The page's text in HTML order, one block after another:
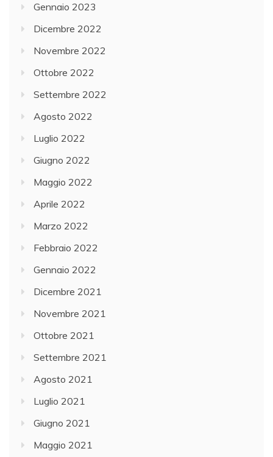
Gennaio 2023
Dicembre 2022
Novembre 2022
Ottobre 2022
Settembre 2022
Agosto 2022
Luglio 2022
Giugno 2022
Maggio 2022
Aprile 2022
Marzo 2022
Febbraio 2022
Gennaio 2022
Dicembre 2021
Novembre 2021
Ottobre 2021
Settembre 2021
Agosto 2021
Luglio 2021
Giugno 2021
Maggio 2021